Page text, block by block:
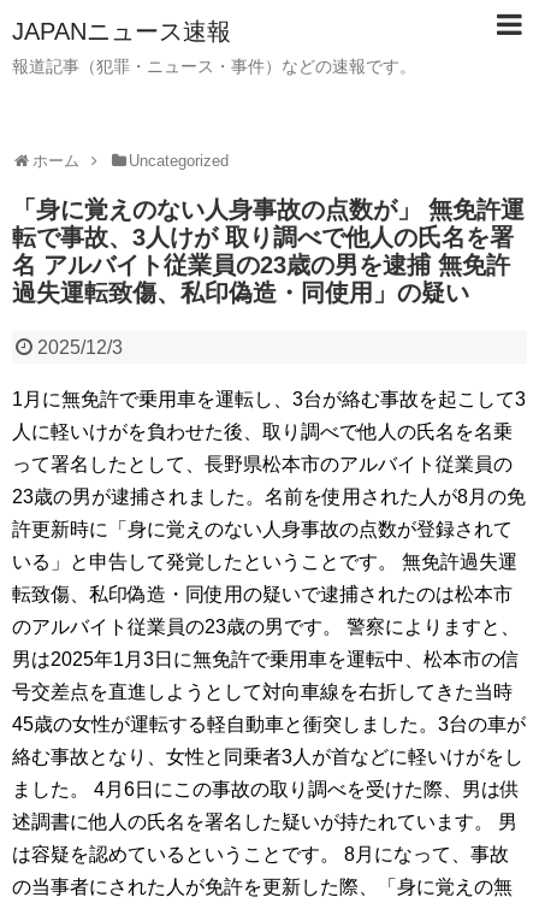
JAPANニュース速報
報道記事（犯罪・ニュース・事件）などの速報です。
ホーム Uncategorized
「身に覚えのない人身事故の点数が」 無免許運
転で事故、3人けが 取り調べで他人の氏名を署
名 アルバイト従業員の23歳の男を逮捕 無免許
過失運転致傷、私印偽造・同使用」の疑い
2025/12/3
1月に無免許で乗用車を運転し、3台が絡む事故を起こして3
人に軽いけがを負わせた後、取り調べで他人の氏名を名乗
って署名したとして、長野県松本市のアルバイト従業員の
23歳の男が逮捕されました。名前を使用された人が8月の免
許更新時に「身に覚えのない人身事故の点数が登録されて
いる」と申告して発覚したということです。 無免許過失運
転致傷、私印偽造・同使用の疑いで逮捕されたのは松本市
のアルバイト従業員の23歳の男です。 警察によりますと、
男は2025年1月3日に無免許で乗用車を運転中、松本市の信
号交差点を直進しようとして対向車線を右折してきた当時
45歳の女性が運転する軽自動車と衝突しました。3台の車が
絡む事故となり、女性と同乗者3人が首などに軽いけがをし
ました。 4月6日にこの事故の取り調べを受けた際、男は供
述調書に他人の氏名を署名した疑いが持たれています。 男
は容疑を認めているということです。 8月になって、事故
の当事者にされた人が免許を更新した際、「身に覚えの無